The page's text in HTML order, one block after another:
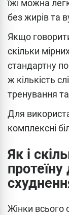
їжі можна
без жирів та
Якщо
скільки
стандартну
ж кількість
тренування та
Для
комплексні
Як і
Жінки всього